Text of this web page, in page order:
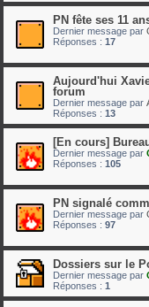
PN fête ses 11
Dernier message par
Réponses : 17
Aujourd'hui
forum
Dernier message par
Réponses : 13
[En cours]
Dernier message par
Réponses : 105
PN signalé
Dernier message par
Réponses : 97
Dossiers sur le
Dernier message par
Réponses : 1